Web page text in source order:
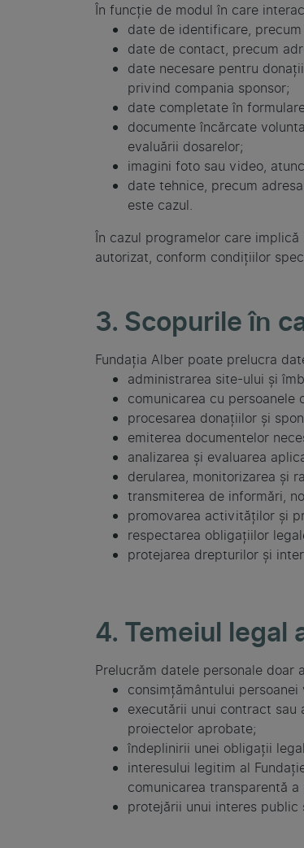
În funcție de modul în care
date de identificare,
date de contact, precum
date necesare pentru
privind compania sponsor;
date completate în
documente încărcate
evaluării dosarelor;
imagini foto sau video,
date tehnice, precum
este cazul.
În cazul programelor care
autorizat, conform condițiilor
3. Scopurile în
Fundația Alber poate prelucra
administrarea site-ului și
comunicarea cu
procesarea donațiilor și
emiterea documentelor
analizarea și evaluarea
derularea, monitorizarea și
transmiterea de informări,
promovarea activităților și
respectarea obligațiilor
protejarea drepturilor și
4. Temeiul legal
Prelucrăm datele personale
consimțământului
executării unui contract sau
proiectelor aprobate;
îndeplinirii unei obligații
interesului legitim al
comunicarea transparentă
protejării unui interes